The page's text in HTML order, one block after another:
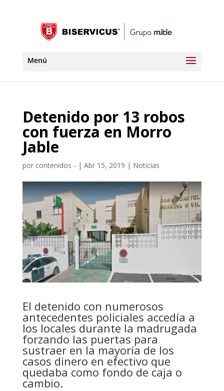
Detenido por 13 robos
con fuerza en Morro
Jable
por contenidos - | Abr 15, 2019 | Noticias
El detenido con numerosos
antecedentes policiales accedía a
los locales durante la madrugada
forzando las puertas para
sustraer en la mayoría de los
casos dinero en efectivo que
quedaba como fondo de caja o
cambio.